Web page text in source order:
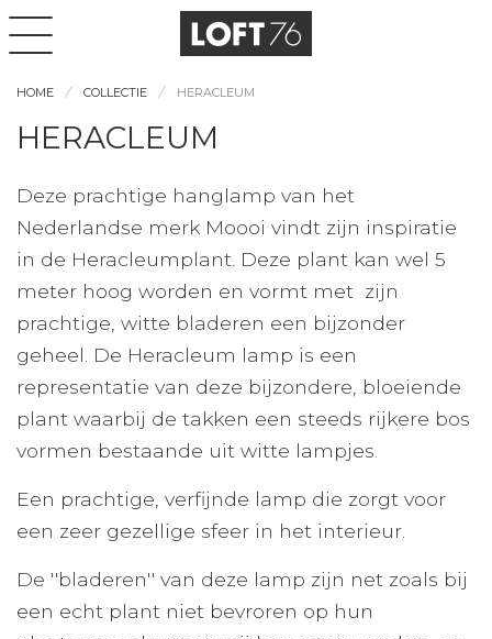
HOME COLLECTIE HERACLEUM
HERACLEUM
Deze prachtige hanglamp van het
Nederlandse merk Moooi vindt zijn inspiratie
in de Heracleumplant. Deze plant kan wel 5
meter hoog worden en vormt met zijn
prachtige, witte bladeren een bijzonder
geheel. De Heracleum lamp is een
representatie van deze bijzondere, bloeiende
plant waarbij de takken een steeds rijkere bos
vormen bestaande uit witte lampjes.
Een prachtige, verfijnde lamp die zorgt voor
een zeer gezellige sfeer in het interieur.
De ''bladeren'' van deze lamp zijn net zoals bij
een echt plant niet bevroren op hun